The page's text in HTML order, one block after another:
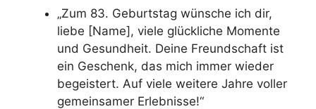
„Zum 83. Geburtstag wünsche ich dir,
liebe [Name], viele glückliche Momente
und Gesundheit. Deine Freundschaft ist
ein Geschenk, das mich immer wieder
begeistert. Auf viele weitere Jahre voller
gemeinsamer Erlebnisse!“